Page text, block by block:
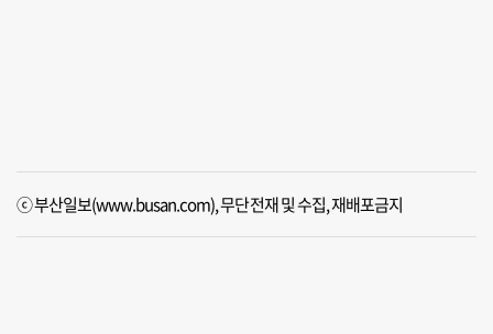
ⓒ 부산일보(www.busan.com), 무단전재 및 수집, 재배포금지